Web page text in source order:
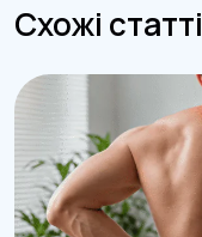
Схожі статті